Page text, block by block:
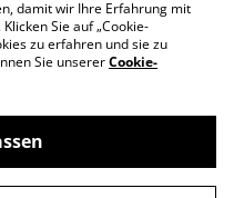
damit wir Ihre Erfahrung mit
Sie auf „Cookie-
zu erfahren und sie zu
Sie unsererCookie-